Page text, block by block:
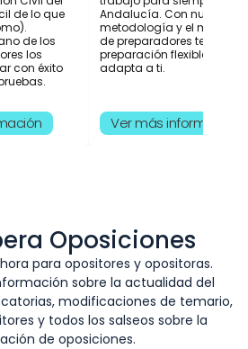
de lo que
de los
los
con éxito
Andalucía. Con nuestra
metodología y el mejor
de preparadores tendrás
preparación flexible y que
adapta a ti.
Ver más información
Oposiciones
para opositores y opositoras.
sobre la actualidad del
modificaciones de temario,
y todos los salseos sobre la
de oposiciones.